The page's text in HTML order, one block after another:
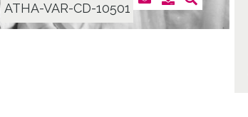
ATHA-VAR-CD-10501